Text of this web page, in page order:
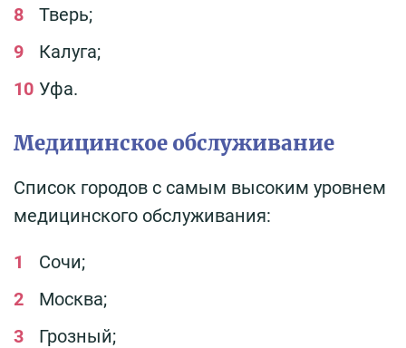
Тверь;
Калуга;
Уфа.
Медицинское обслуживание
Список городов с самым высоким уровнем
медицинского обслуживания:
Сочи;
Москва;
Грозный;